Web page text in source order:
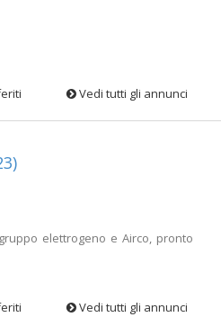
Vedi tutti gli annunci
elettrogeno e Airco, pronto
Vedi tutti gli annunci